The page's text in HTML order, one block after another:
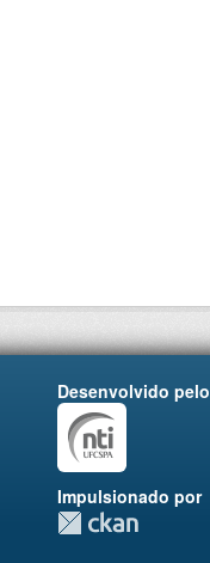
Desenvolvido pelo
Impulsionado por